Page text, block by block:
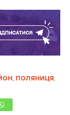
ПОЛЯНИЦЯ